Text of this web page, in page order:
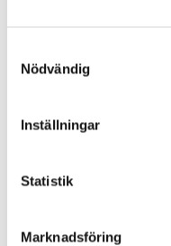
Nödvändig
Inställningar
Statistik
Marknadsföring
välfärd och en viktig